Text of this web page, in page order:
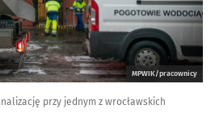
MPWIK/pracownicy
przy jednym z wrocławskich